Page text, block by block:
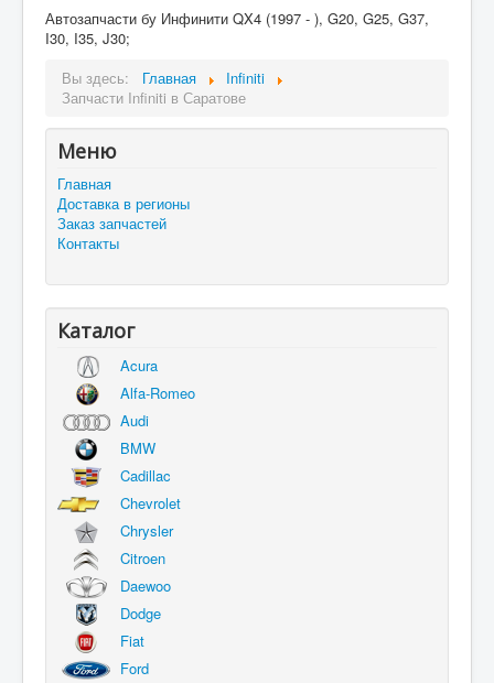
Автозапчасти бу Инфинити QX4 (1997 - ), G20, G25, G37,
I30, I35, J30;
Вы здесь:
Главная
Infiniti
Запчасти Infiniti в Саратове
Меню
Главная
Доставка в регионы
Заказ запчастей
Контакты
Каталог
Acura
Alfa-Romeo
Audi
BMW
Cadillac
Chevrolet
Chrysler
Citroen
Daewoo
Dodge
Fiat
Ford